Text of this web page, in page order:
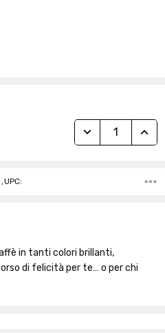
RIDUCI
in tanti colori brillanti,
di felicità per te… o per chi